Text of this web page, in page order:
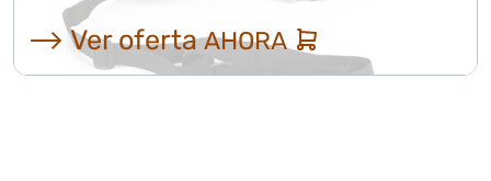
⟶ Ver ofertaAHORA